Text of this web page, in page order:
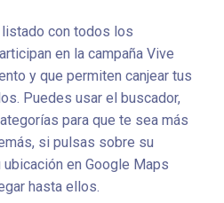
listado con todos los
en la campaña Vive
y que permiten canjear tus
Puedes usar el buscador,
para que te sea más
si pulsas sobre su
en Google Maps
hasta ellos.